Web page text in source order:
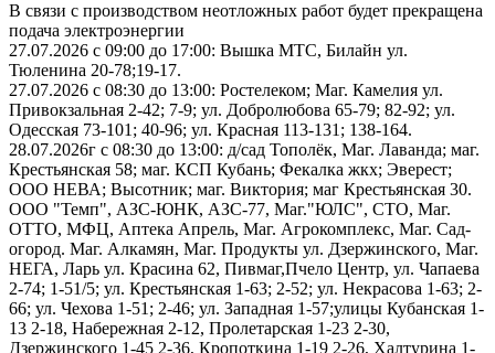
В связи с производством неотложных работ будет прекращена
подача электроэнергии
27.07.2026 с 09:00 до 17:00: Вышка МТС, Билайн ул.
Тюленина 20-78;19-17.
27.07.2026 с 08:30 до 13:00: Ростелеком; Маг. Камелия ул.
Привокзальная 2-42; 7-9; ул. Добролюбова 65-79; 82-92; ул.
Одесская 73-101; 40-96; ул. Красная 113-131; 138-164.
28.07.2026г с 08:30 до 13:00: д/сад Тополёк, Маг. Лаванда; маг.
Крестьянская 58; маг. КСП Кубань; Фекалка жкх; Эверест;
ООО НЕВА; Высотник; маг. Виктория; маг Крестьянская 30.
ООО "Темп", АЗС-ЮНК, АЗС-77, Маг."ЮЛС", СТО, Маг.
ОТТО, МФЦ, Аптека Апрель, Маг. Агрокомплекс, Маг. Сад-
огород. Маг. Алкамян, Маг. Продукты ул. Дзержинского, Маг.
НЕГА, Ларь ул. Красина 62, Пивмаг,Пчело Центр, ул. Чапаева
2-74; 1-51/5; ул. Крестьянская 1-63; 2-52; ул. Некрасова 1-63; 2-
66; ул. Чехова 1-51; 2-46; ул. Западная 1-57;улицы Кубанская 1-
13 2-18, Набережная 2-12, Пролетарская 1-23 2-30,
Дзержинского 1-45 2-36, Кропоткина 1-19 2-26, Халтурина 1-